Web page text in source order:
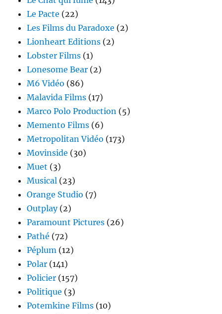
Le Pacte (22)
Les Films du Paradoxe (2)
Lionheart Editions (2)
Lobster Films (1)
Lonesome Bear (2)
M6 Vidéo (86)
Malavida Films (17)
Marco Polo Production (5)
Memento Films (6)
Metropolitan Vidéo (173)
Movinside (30)
Muet (3)
Musical (23)
Orange Studio (7)
Outplay(2)
Paramount Pictures (26)
Pathé (72)
Péplum (12)
Polar (141)
Policier (157)
Politique (3)
Potemkine Films (10)